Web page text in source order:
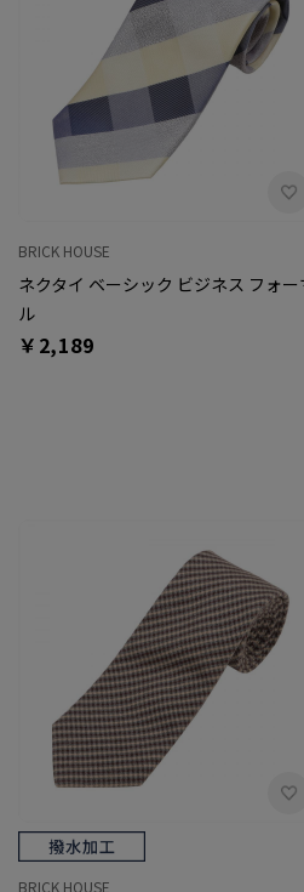
BRICK HOUSE
ネクタイ ベーシック ビジネス フォー
ル
￥2,189
BRICK HOUSE